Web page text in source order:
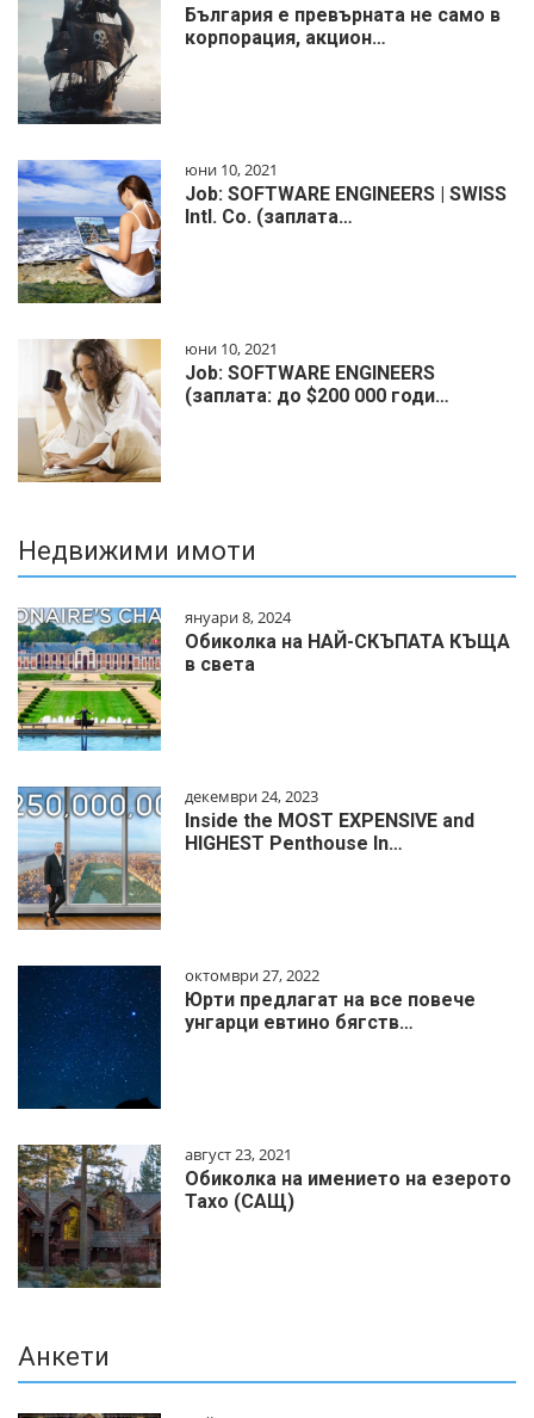
България е превърната не само в
корпорация, акцион…
юни 10, 2021
Job: SOFTWARE ENGINEERS | SWISS
Intl. Co. (заплата…
юни 10, 2021
Job: SOFTWARE ENGINEERS
(заплата: до $200 000 годи…
Недвижими имоти
януари 8, 2024
Обиколка на НАЙ-СКЪПАТА КЪЩА
в света
декември 24, 2023
Inside the MOST EXPENSIVE and
HIGHEST Penthouse In…
октомври 27, 2022
Юрти предлагат на все повече
унгарци евтино бягств…
август 23, 2021
Обиколка на имението на езерото
Тахо (САЩ)
Анкети